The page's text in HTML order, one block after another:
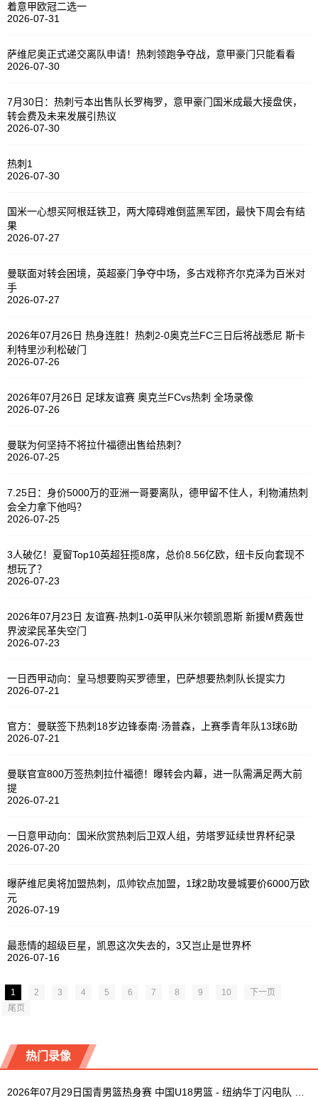
着意甲欧冠二选一
2026-07-31
萨维尼奥正式递交离队申请！热刺领跑争夺战，意甲豪门只能看看
2026-07-30
7月30日：热刺亏本出售队长罗梅罗，意甲豪门国米成最大接盘侠，
转会费及未来发展引热议
2026-07-30
热刺1
2026-07-30
国米一心想买阿根廷铁卫，两大障碍难倒蓝黑军团，最快下周会有结
果
2026-07-27
曼联面对转会困境，英超豪门争夺中场，多古戏称齐尔克泽为百米对
手
2026-07-27
2026年07月26日 热身连胜！热刺2-0奥克兰FC三日后将战悉尼 斯卡
利特里沙利松破门
2026-07-26
2026年07月26日 足球友谊赛 奥克兰FCvs热刺 全场录像
2026-07-26
曼联为何坚持不将拉什福德出售给热刺？
2026-07-25
7.25日：身价5000万的亚洲一哥要离队，德甲留不住人，利物浦热刺
会全力拿下他吗？
2026-07-25
3人破亿！夏窗Top10英超狂揽8席，总价8.56亿欧，纽卡反向套现不
想玩了？
2026-07-23
2026年07月23日 友谊赛-热刺1-0英甲队米尔顿凯恩斯 新援M费轰世
界波梁民革失空门
2026-07-23
一日西甲动向：皇马想要购买罗德里，巴萨想要热刺队长提实力
2026-07-21
官方：曼联签下热刺18岁边锋泰南·汤普森，上赛季青年队13球6助
2026-07-21
曼联官宣800万签热刺拉什福德！曝转会内幕，进一队需满足两大前
提
2026-07-21
一日意甲动向：国米欣赏热刺后卫双人组，劳塔罗延续世界杯纪录
2026-07-20
曝萨维尼奥将加盟热刺，瓜帅钦点加盟，1球2助攻曼城要价6000万欧
元
2026-07-19
最悲情的超级巨星，凯恩这次失去的，3又岂止是世界杯
2026-07-16
1 2 3 4 5 6 7 8 9 10
下一页
尾页
热门录像